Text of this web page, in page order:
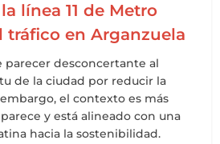
línea 11 de Metro
tráfico en Arganzuela
parecer desconcertante al
de la ciudad por reducir la
el contexto es más
y está alineado con una
hacia la sostenibilidad.